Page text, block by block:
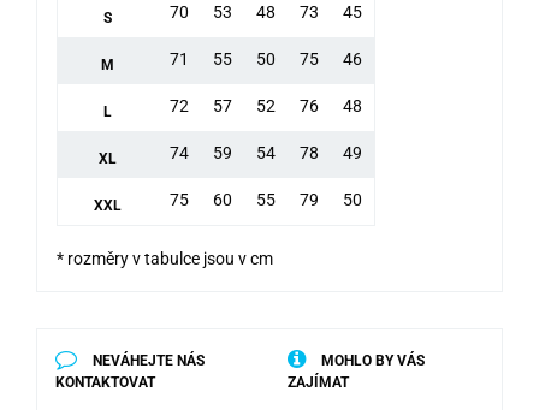
S 70 53 48 73 45
M 71 55 50 75 46
L 72 57 52 76 48
XL 74 59 54 78 49
XXL 75 60 55 79 50
* rozměry v tabulce jsou v cm
NEVÁHEJTE NÁS
KONTAKTOVAT
MOHLO BY VÁS
ZAJÍMAT